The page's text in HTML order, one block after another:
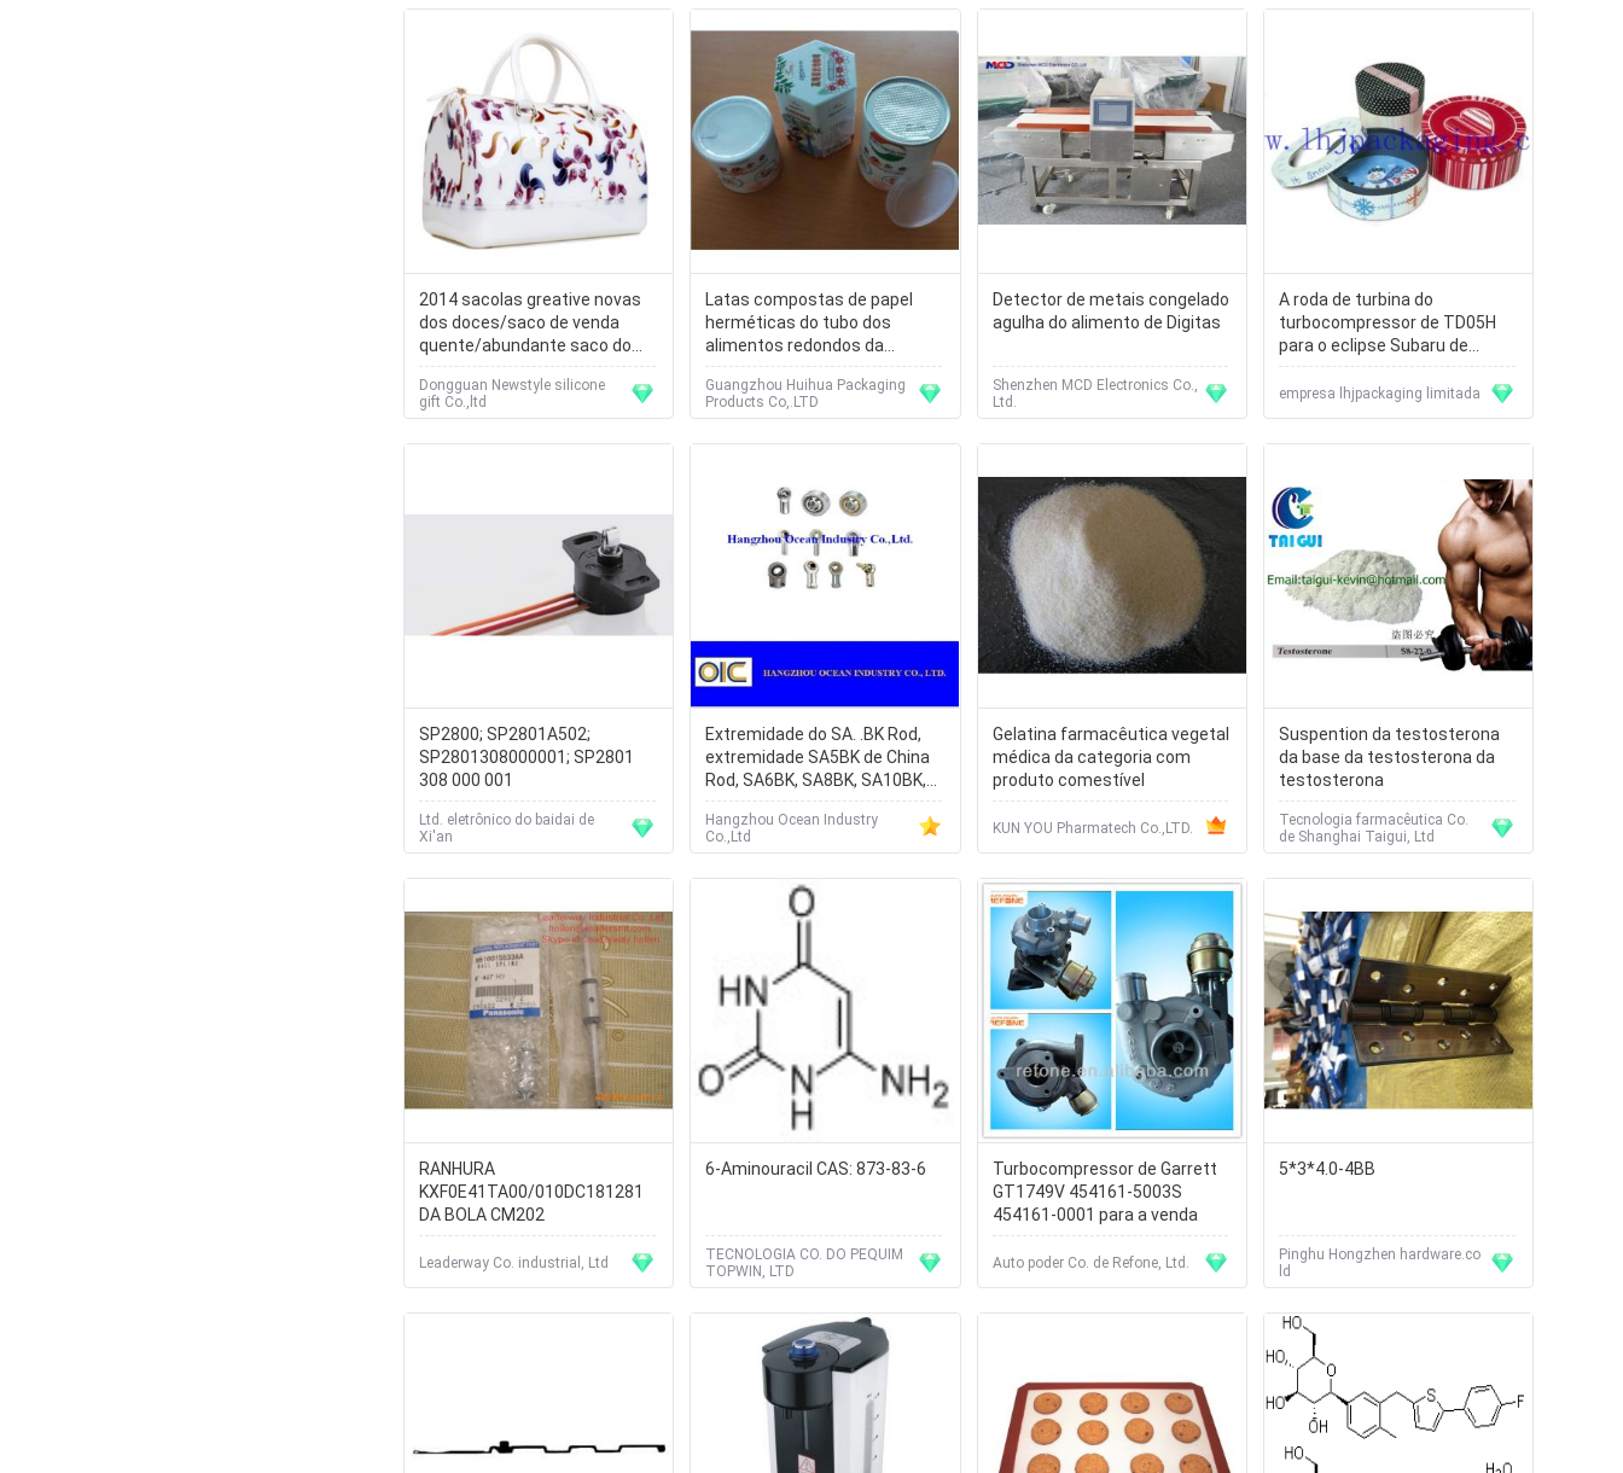
2014 sacolas greative novas
dos doces/saco de venda
quente/abundante saco do
silicone/doces silicone da
geleia
Dongguan Newstyle silicone
gift Co.,ltd
Latas compostas de papel
herméticas do tubo dos
alimentos redondos da
nutrição, cartucho de papel
Guangzhou Huihua Packaging
Products Co,.LTD
Detector de metais congelado
agulha do alimento de Digitas
Shenzhen MCD Electronics Co.,
Ltd.
A roda de turbina do
turbocompressor de TD05H
para o eclipse Subaru de
Mitsubishi EVO, vem no
diâmetro de 49.2/55.8mm
empresa lhjpackaging limitada
SP2800; SP2801A502;
SP2801308000001; SP2801
308 000 001
Ltd. eletrônico do baidai de
Xi'an
Extremidade do SA. .BK Rod,
extremidade SA5BK de China
Rod, SA6BK, SA8BK, SA10BK,
SA12BK, SA14BK
Hangzhou Ocean Industry
Co.,Ltd
Gelatina farmacêutica vegetal
médica da categoria com
produto comestível
KUN YOU Pharmatech Co.,LTD.
Suspention da testosterona
da base da testosterona da
testosterona
Tecnologia farmacêutica Co.
de Shanghai Taigui, Ltd
RANHURA
KXF0E41TA00/010DC181281
DA BOLA CM202
Leaderway Co. industrial, Ltd
6-Aminouracil CAS: 873-83-6
TECNOLOGIA CO. DO PEQUIM
TOPWIN, LTD
Turbocompressor de Garrett
GT1749V 454161-5003S
454161-0001 para a venda
Auto poder Co. de Refone, Ltd.
5*3*4.0-4BB
Pinghu Hongzhen hardware.co
ld